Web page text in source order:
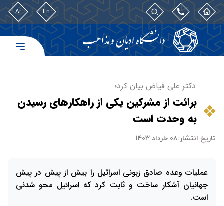
En
Ar
دکتر علی فیاض بیان کرد؛
برائت از مشرکین یکی از راهکارهای رسیدن
به وحدت است
تاریخ انتشار:۰۸ خرداد ۱۴۰۳
عملیات وعده صادق زبونی اسرائیل را بیش از پیش در پیش
جهانیان آشکار ساخت و ثابت کرد که اسرائیل محو شدنی
است.